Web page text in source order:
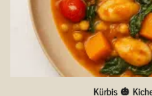
Kürbis 🎃